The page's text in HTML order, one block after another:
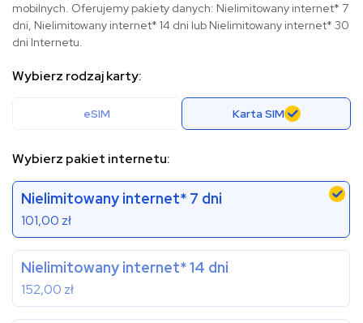
mobilnych. Oferujemy pakiety danych: Nielimitowany internet* 7
dni, Nielimitowany internet* 14 dni lub Nielimitowany internet* 30
dni Internetu.
Wybierz rodzaj karty:
eSIM Karta SIM
Wybierz pakiet internetu:
Nielimitowany internet* 7 dni
101,00 zł
Nielimitowany internet* 14 dni
152,00 zł